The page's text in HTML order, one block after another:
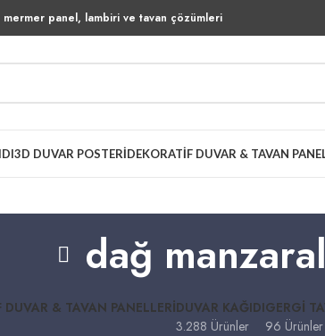
mermer panel, lambiri ve tavan çözümleri
3D DUVAR POSTERIDEKORATIF DUVAR & TAVAN
dağ
DUVAR & TAVAN PANELLERIDUVAR KAĞIDI
3.288 Ürünler
GERGI
96 Ürünler